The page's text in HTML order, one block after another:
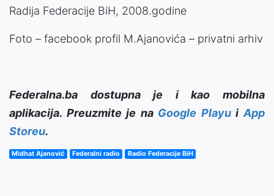
Radija Federacije BiH, 2008.godine
Foto – facebook profil M.Ajanovića – privatni arhiv
Federalna.ba dostupna je i kao mobilna
aplikacija. Preuzmite je na Google PlayuiApp
Storeu.
Midhat Ajanović Federalni radio Radio Federacije BiH